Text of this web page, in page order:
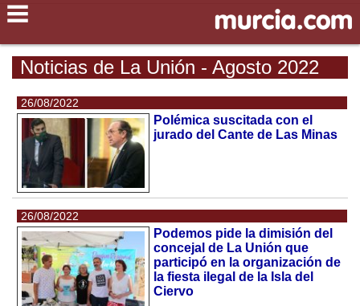
Noticias de La Unión - Agosto 2022
26/08/2022
Polémica suscitada con el
jurado del Cante de Las Minas
26/08/2022
Podemos pide la dimisión del
concejal de La Unión que
participó en la organización de
la fiesta ilegal de la Isla del
Ciervo